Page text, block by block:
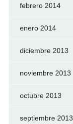
febrero 2014
enero 2014
diciembre 2013
noviembre 2013
octubre 2013
septiembre 2013